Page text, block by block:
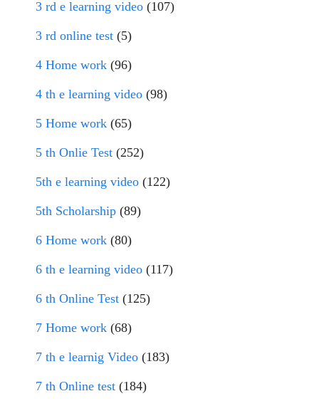
3 rd e learning video (107)
3 rd online test (5)
4 Home work (96)
4 th e learning video (98)
5 Home work (65)
5 th Onlie Test (252)
5th e learning video (122)
5th Scholarship (89)
6 Home work (80)
6 th e learning video (117)
6 th Online Test (125)
7 Home work (68)
7 th e learnig Video (183)
7 th Online test (184)